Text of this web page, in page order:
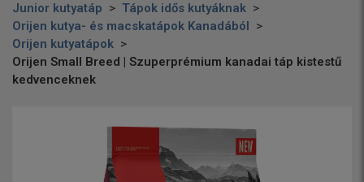
Junior kutyatáp
Tápok idős kutyáknak
Orijen kutya- és macskatápok Kanadából
Orijen kutyatápok
Orijen Small Breed | Szuperprémium kanadai táp kistestű
kedvenceknek